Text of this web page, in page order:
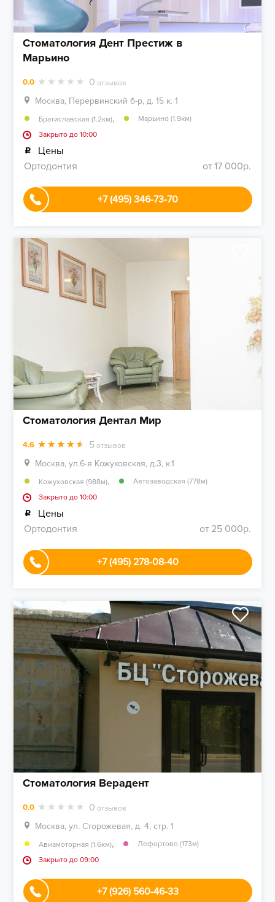
Стоматология Дент Престиж в
Марьино
0.0 0 отзывов
Москва, Перервинский б-р, д. 15 к. 1
Братиславская (1.2км),
Марьино (1.9км)
Закрыто до 10:00
Цены
Ортодонтия
от 17 000р.
+7 (495) 346-73-70
Стоматология Дентал Мир
4.6 5 отзывов
Москва, ул.6-я Кожуховская, д.3, к.1
Кожуховская (988м),
Автозаводская (778м)
Закрыто до 10:00
Цены
Ортодонтия
от 25 000р.
+7 (495) 278-08-40
Стоматология Верадент
0.0 0 отзывов
Москва, ул. Сторожевая, д. 4, стр. 1
Авиамоторная (1.6км),
Лефортово (173м)
Закрыто до 09:00
+7 (926) 560-46-33